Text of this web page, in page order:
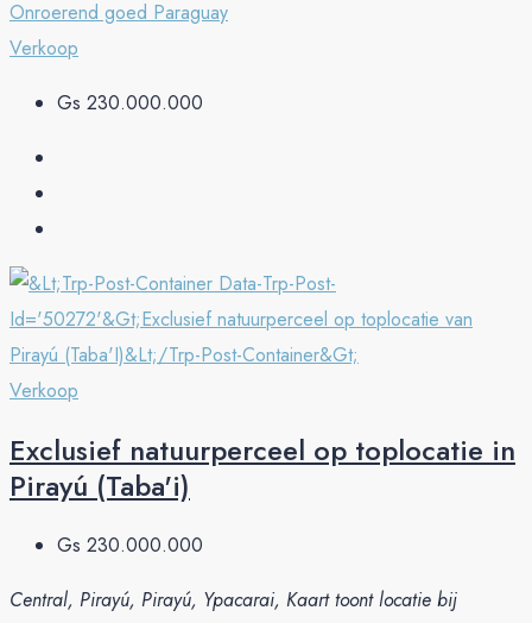
Onroerend goed Paraguay
Verkoop
Gs 230.000.000
Verkoop
Exclusief natuurperceel op toplocatie in
Pirayú (Taba'i)
Gs 230.000.000
Central, Pirayú, Pirayú, Ypacarai, Kaart toont locatie bij